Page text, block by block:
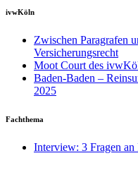
ivwKöln
Zwischen Paragrafen
Versicherungsrecht
Moot Court des
Baden-Baden –
2025
Fachthema
Interview: 3 Fragen an